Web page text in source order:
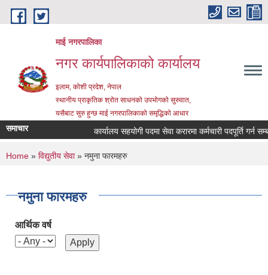
Skip to main content
माई नगरपालिका
नगर कार्यपालिकाको कार्यालय
इलाम, कोशी प्रदेश, नेपाल
स्थानीय प्राकृतिक श्रोत साधनको उपभोगको सुरुवात,
यसैबाट सुरु हुन्छ माई नगरपालिकाको समृद्धिको आधार
समाचार कार्यालय सहयोगी पदमा सेवा करारमा कर्मचारी पदपूर्ति गर्न
You are here
Home » विद्युतीय सेवा» नमुना फारमहरु
नमुना फारमहरु
आर्थिक वर्ष